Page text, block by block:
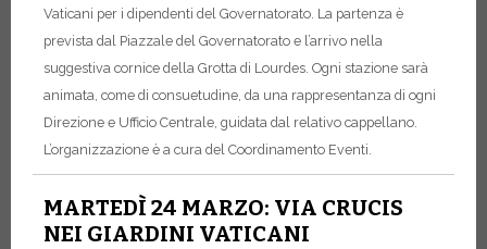
Vaticani per i dipendenti del Governatorato. La partenza è
prevista dal Piazzale del Governatorato e l’arrivo nella
suggestiva cornice della Grotta di Lourdes. Ogni stazione sarà
animata, come di consuetudine, da una rappresentanza di ogni
Direzione e Ufficio Centrale, guidata dal relativo cappellano.
L’organizzazione è a cura del Coordinamento Eventi.
MARTEDÌ 24 MARZO: VIA CRUCIS
NEI GIARDINI VATICANI